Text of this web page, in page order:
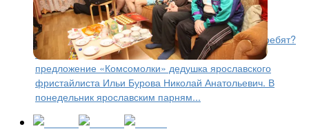
сломал, это главное!»
— Хотите вместе посмотреть выступления наших ребят?
Нет проблем, — моментально отреагировал на
предложение «Комсомолки» дедушка ярославского
фристайлиста Ильи Бурова Николай Анатольевич. В
понедельник ярославским парням...